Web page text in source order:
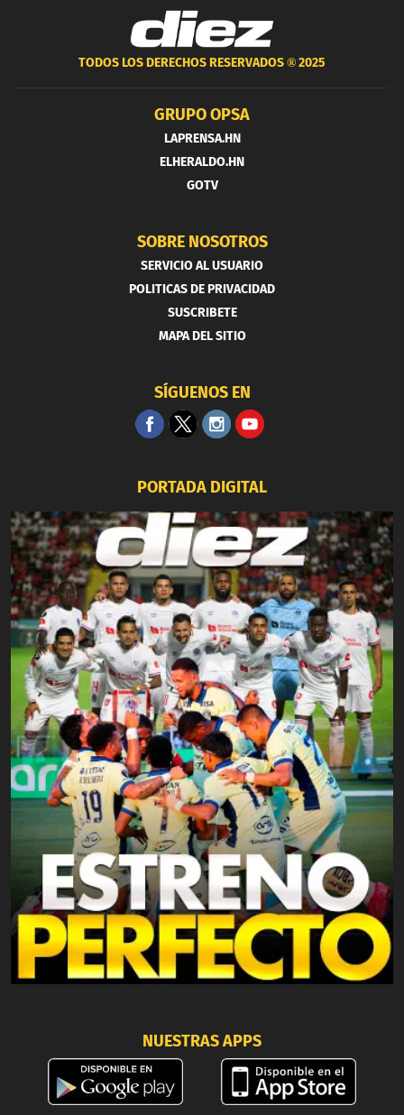
TODOS LOS DERECHOS RESERVADOS ®2025
GRUPO OPSA
LAPRENSA.HN
ELHERALDO.HN
GOTV
SOBRE NOSOTROS
SERVICIO AL USUARIO
POLITICAS DE PRIVACIDAD
SUSCRIBETE
MAPA DEL SITIO
SÍGUENOS EN
PORTADA DIGITAL
NUESTRAS APPS